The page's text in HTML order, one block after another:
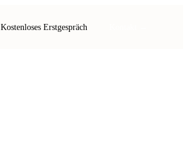
Kostenloses Erstgespräch